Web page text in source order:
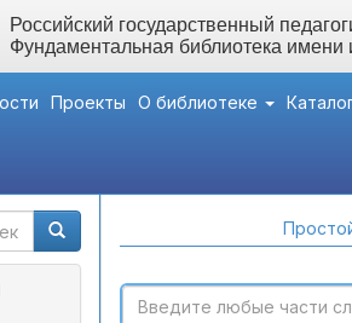
Российский государственный
Фундаментальная библиотека
Проекты О библиотеке